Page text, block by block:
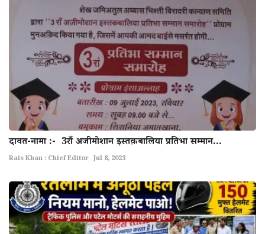
दावत-नामा :- 3राँ अजीमोशान इस्तक़बालिया प्रतिभा सम्मान...
Rais Khan : Chief Editor Jul 8, 2023